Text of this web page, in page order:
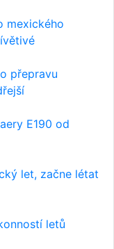
mexického
přepravu
E190 od
let, začne létat
letů